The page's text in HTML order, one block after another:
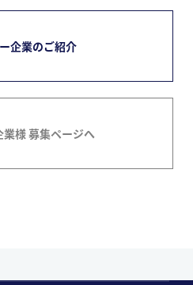
企業のご紹介
様 募集ページへ